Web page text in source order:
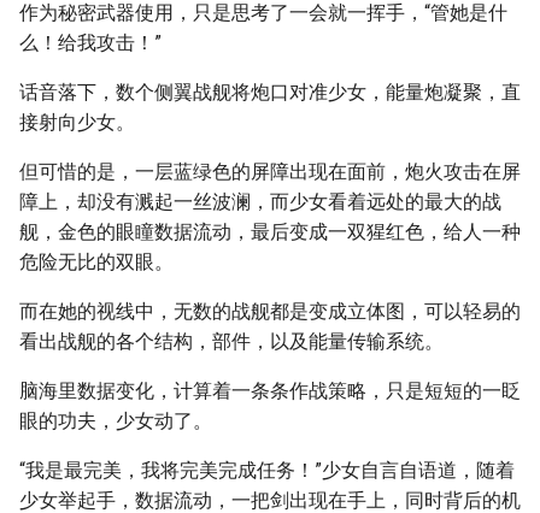
作为秘密武器使用，只是思考了一会就一挥手，“管她是什
么！给我攻击！”
话音落下，数个侧翼战舰将炮口对准少女，能量炮凝聚，直
接射向少女。
但可惜的是，一层蓝绿色的屏障出现在面前，炮火攻击在屏
障上，却没有溅起一丝波澜，而少女看着远处的最大的战
舰，金色的眼瞳数据流动，最后变成一双猩红色，给人一种
危险无比的双眼。
而在她的视线中，无数的战舰都是变成立体图，可以轻易的
看出战舰的各个结构，部件，以及能量传输系统。
脑海里数据变化，计算着一条条作战策略，只是短短的一眨
眼的功夫，少女动了。
“我是最完美，我将完美完成任务！”少女自言自语道，随着
少女举起手，数据流动，一把剑出现在手上，同时背后的机